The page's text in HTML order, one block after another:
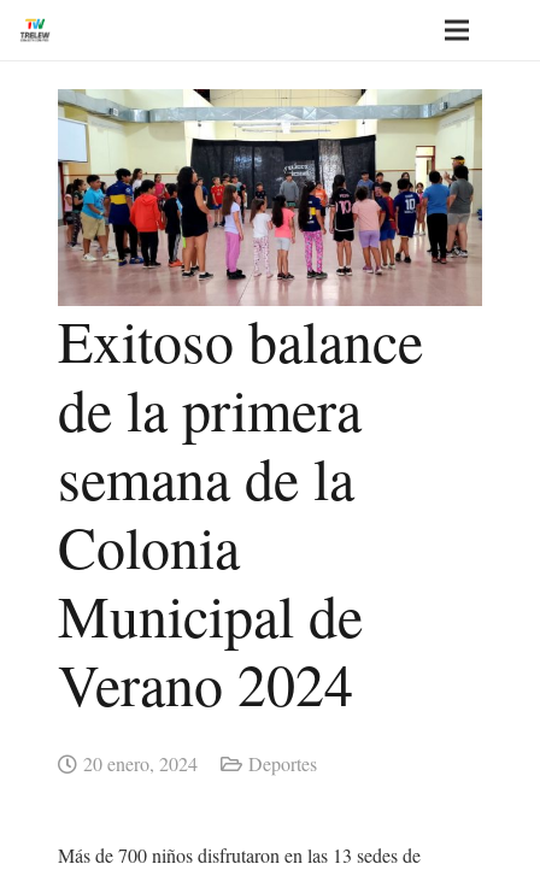
Exitoso balance
de la primera
semana de la
Colonia
Municipal de
Verano 2024
20 enero, 2024 Deportes
Más de 700 niños disfrutaron en las 13 sedes de